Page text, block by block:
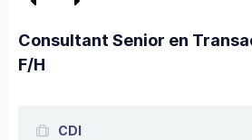
Consultant Senior en
F/H
CDI